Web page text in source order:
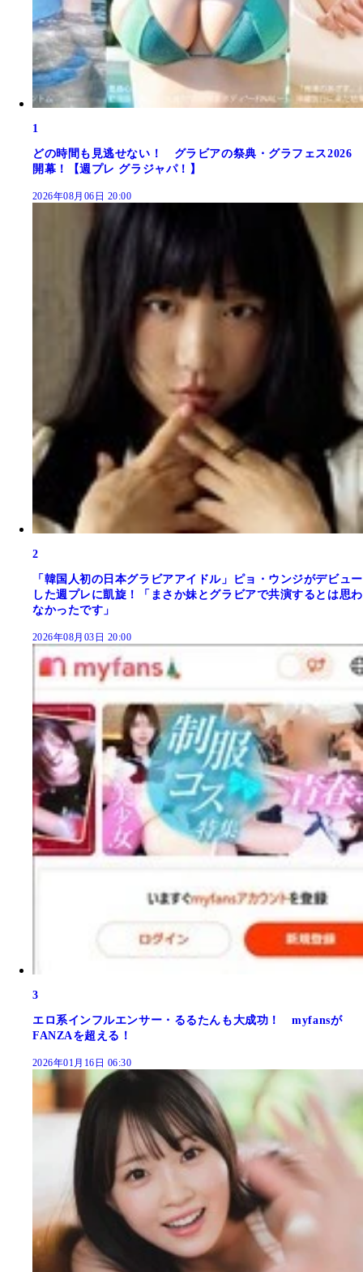
1
どの時間も見逃せない！ グラビアの祭典・グラフェス2026
開幕！【週プレ グラジャパ！】
2026年08月06日 20:00
2
「韓国人初の日本グラビアアイドル」ピョ・ウンジがデビュー
した週プレに凱旋！「まさか妹とグラビアで共演するとは思わ
なかったです」
2026年08月03日 20:00
3
エロ系インフルエンサー・るるたんも大成功！ myfansが
FANZAを超える！
2026年01月16日 06:30